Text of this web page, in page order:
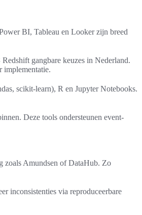
BI, Tableau en Looker zijn breed
gangbare keuzes in Nederland.
implementatie.
scikit-learn), R en Jupyter Notebooks.
Deze tools ondersteunen event-
zoals Amundsen of DataHub. Zo
inconsistenties via reproduceerbare